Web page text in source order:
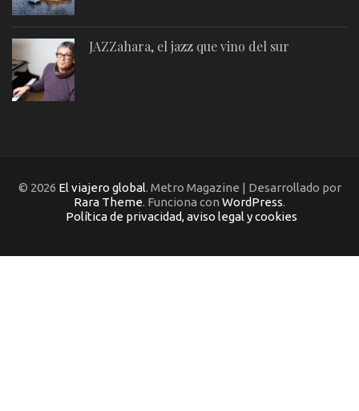
JAZZahara, el jazz que vino del sur
© 2026 El viajero global. Metro Magazine | Desarrollado por
Rara Theme. Funciona con WordPress.
Política de privacidad, aviso legal y cookies